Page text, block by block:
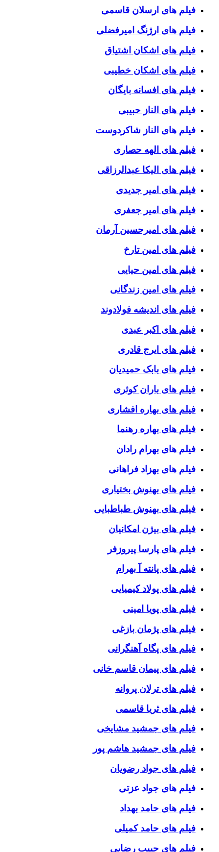
فیلم های ارسلان قاسمی
فیلم های ارژنگ امیرفضلی
فیلم های اشکان اشتیاق
فیلم های اشکان خطیبی
فیلم های افسانه بایگان
فیلم های الناز حبیبی
فیلم های الناز شاکردوست
فیلم های الهه حصاری
فیلم های الیکا عبدالرزاقی
فیلم های امیر جدیدی
فیلم های امیر جعفری
فیلم های امیرحسین آرمان
فیلم های امین تارخ
فیلم های امین حیایی
فیلم های امین زندگانی
فیلم های اندیشه فولادوند
فیلم های اکبر عبدی
فیلم های ایرج قادری
فیلم های بابک حمیدیان
فیلم های باران کوثری
فیلم های بهاره افشاری
فیلم های بهاره رهنما
فیلم های بهرام رادان
فیلم های بهزاد فراهانی
فیلم های بهنوش بختیاری
فیلم های بهنوش طباطبایی
فیلم های بیژن امکانیان
فیلم های پارسا پیروزفر
فیلم های پانته آ بهرام
فیلم های پولاد کیمیایی
فیلم های پویا امینی
فیلم های پژمان بازغی
فیلم های پگاه آهنگرانی
فیلم های پیمان قاسم خانی
فیلم های ترلان پروانه
فیلم های ثریا قاسمی
فیلم های جمشید مشایخی
فیلم های جمشید هاشم پور
فیلم های جواد رضویان
فیلم های جواد عزتی
فیلم های حامد بهداد
فیلم های حامد کمیلی
فیلم های حبیب رضایی